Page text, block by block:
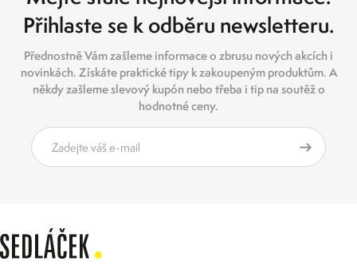
Přihlaste se k odběru newsletteru.
Přednostně Vám zašleme informace o zbrusu nových akcích i
novinkách. Získáte praktické tipy k zakoupeným produktům. A
někdy zašleme slevový kupón nebo třeba i tip na soutěž o
hodnotné ceny.